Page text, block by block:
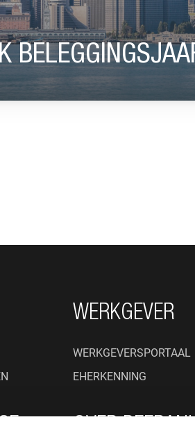
WERKGEVER
WERKGEVERSPORTAAL
EHERKENNING